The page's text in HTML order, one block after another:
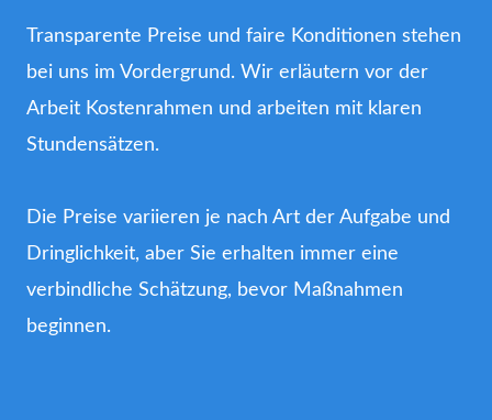
Transparente Preise und faire Konditionen stehen
bei uns im Vordergrund. Wir erläutern vor der
Arbeit Kostenrahmen und arbeiten mit klaren
Stundensätzen.
Die Preise variieren je nach Art der Aufgabe und
Dringlichkeit, aber Sie erhalten immer eine
verbindliche Schätzung, bevor Maßnahmen
beginnen.